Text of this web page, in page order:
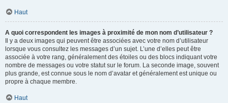
Haut
A quoi correspondent les images à proximité de mon nom d’utilisateur ?
Il y a deux images qui peuvent être associées avec votre nom d’utilisateur
lorsque vous consultez les messages d’un sujet. L’une d’elles peut être
associée à votre rang, généralement des étoiles ou des blocs indiquant votre
nombre de messages ou votre statut sur le forum. La seconde image, souvent
plus grande, est connue sous le nom d’avatar et généralement est unique ou
propre à chaque membre.
Haut